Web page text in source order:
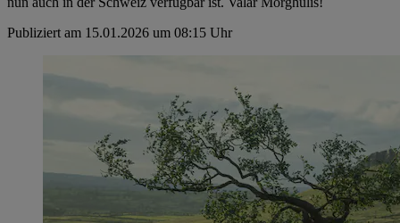
Publiziert am 15.01.2026 um 08:15 Uhr